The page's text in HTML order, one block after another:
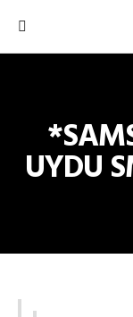
UYDU